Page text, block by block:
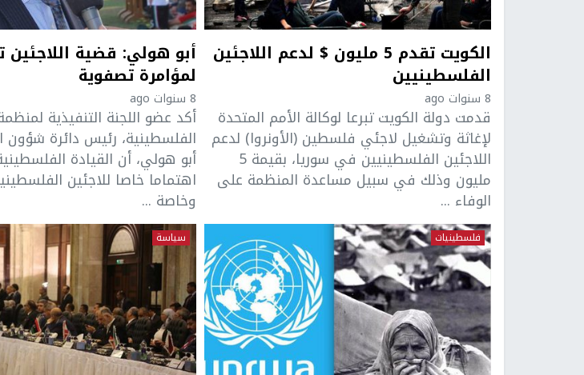
الكويت تقدم 5 مليون $ لدعم اللاجئين
الفلسطينيين
8 سنوات ago
قدمت دولة الكويت تبرعا لوكالة الأمم المتحدة
لإغاثة وتشغيل لاجئي فلسطين (الأونروا) لدعم
اللاجئين الفلسطينيين في سوريا، بقيمة 5
مليون وذلك في سبيل مساعدة المنظمة على
الوفاء ...
أبو هولي: قضية
لمؤامرة تصفوية
8 سنوات ago
أكد عضو اللجنة التنفيذية
الفلسطينية، رئيس دائرة شؤون
أبو هولي، أن القيادة
اهتماما خاصا للاجئين
وخاصة ...
فلسطينيات سياسة